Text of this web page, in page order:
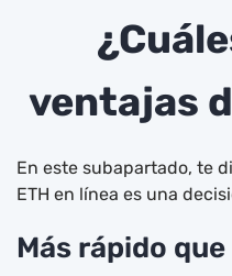
ventajas
En este subapartado, te
ETH en línea es una
Más rápido